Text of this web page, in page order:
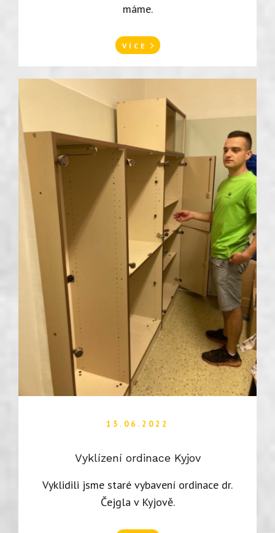
máme.
VÍCE
13.06.2022
Vyklízení ordinace Kyjov
Vyklidili jsme staré vybavení ordinace dr.
Čejgla v Kyjově.